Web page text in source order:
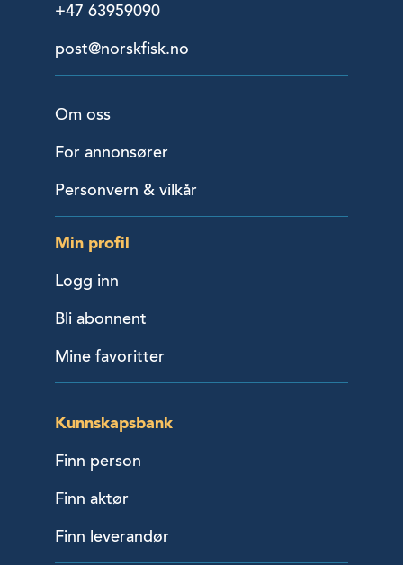
+47 63959090
post@norskfisk.no
Om oss
For annonsører
Personvern & vilkår
Min profil
Logg inn
Bli abonnent
Mine favoritter
Kunnskapsbank
Finn person
Finn aktør
Finn leverandør